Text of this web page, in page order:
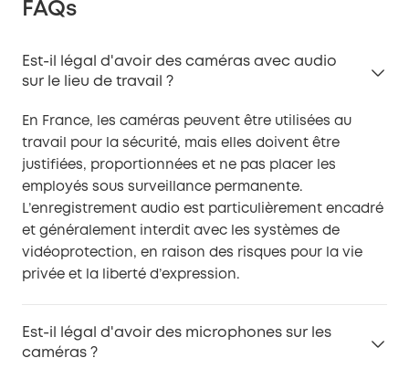
FAQs
Est-il légal d'avoir des caméras avec audio
sur le lieu de travail ?
En France, les caméras peuvent être utilisées au
travail pour la sécurité, mais elles doivent être
justifiées, proportionnées et ne pas placer les
employés sous surveillance permanente.
L’enregistrement audio est particulièrement encadré
et généralement interdit avec les systèmes de
vidéoprotection, en raison des risques pour la vie
privée et la liberté d’expression.
Est-il légal d'avoir des microphones sur les
caméras ?